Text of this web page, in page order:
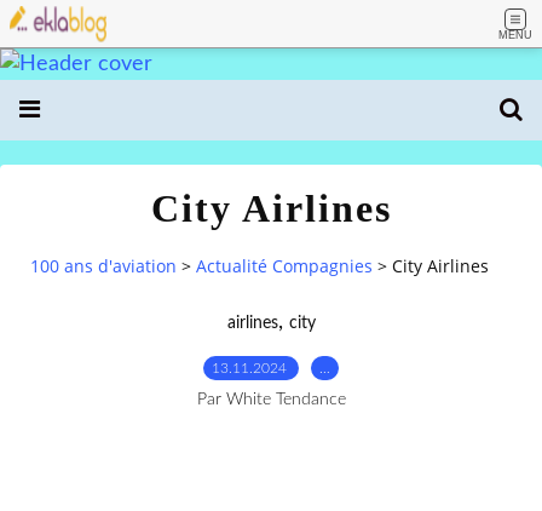
MENU
City Airlines
100 ans d'aviation > Actualité Compagnies > City Airlines
airlines, city
13.11.2024
Par White Tendance